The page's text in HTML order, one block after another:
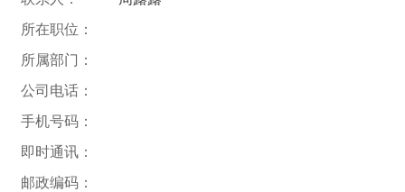
所在职位：
所属部门：
公司电话：
手机号码：
即时通讯：
邮政编码：